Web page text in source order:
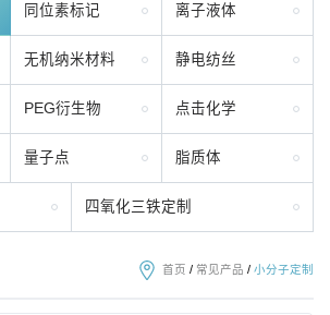
同位素标记 离子液体
无机纳米材料 静电纺丝
PEG衍生物 点击化学
量子点 脂质体
四氧化三铁定制
首页 / 常见产品 / 小分子定制